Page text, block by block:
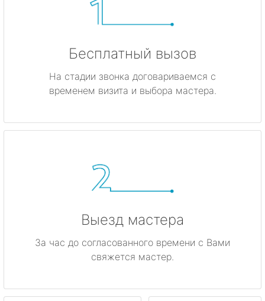
Бесплатный вызов
На стадии звонка договариваемся с
временем визита и выбора мастера.
Выезд мастера
За час до согласованного времени с Вами
свяжется мастер.